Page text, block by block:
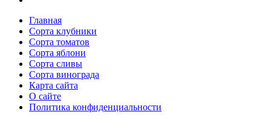
Главная
Сорта клубники
Сорта томатов
Сорта яблони
Сорта сливы
Сорта винограда
Карта сайта
О сайте
Политика конфиденциальности